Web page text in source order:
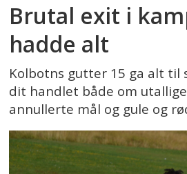
Brutal exit i
hadde alt
Kolbotns gutter 15 ga alt til
dit handlet både om
annullerte mål og gule og